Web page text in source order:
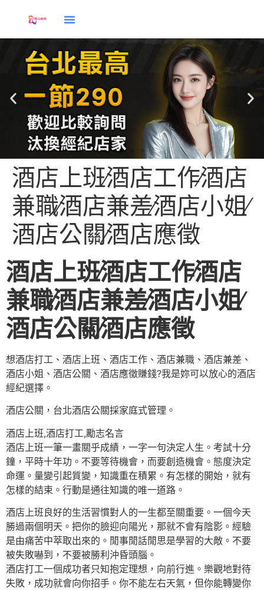
酒店兼直
酒店上班∕酒店工作∕酒店
兼職∕酒店兼差∕酒店小姐∕
酒店公關∕酒店應徵
酒店上班∕酒店工作∕酒店
兼職∕酒店兼差∕酒店小姐∕
酒店公關∕酒店應徵
想酒店打工、酒店上班、酒店工作、酒店兼職、酒店兼差、
酒店小姐、酒店公關、酒店應徵賺錢?我是妳可以放心的酒店
經紀選擇。
酒店公關，台北酒店公關採家庭式管理。
酒店上班,酒店打工,勵志名言
酒店上班一筆一畫關乎成績，一字一句決定人生。考試十分
鐘，平時十年功。不要等待機會，而要創造機會。態度決定
命運。量變引起質變，知識重在積累。有怎樣的開始，就有
怎樣的結束。行動是通往知識的唯一道路。
酒店上班良好的生活習慣對人的一生都至關重要。一個今天
勝過兩個明天。把你的臉迎向陽光，那就不會有陰影。經驗
是由痛苦中萃取出來的。閒事閒話閒思是學習的大敵。不要
被失敗嚇到，不要被勝利沖昏頭腦。
酒店打工一個成功者只知抱定理想，向前行進。樂觀地對待
失敗，成功就會向你招手。你不能左右天氣，但你能轉變你